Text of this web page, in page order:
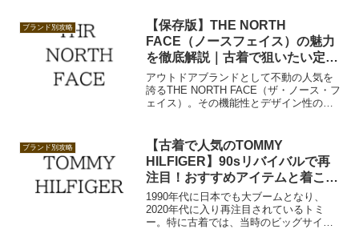
ム、年代判別のコツ、選び方などを詳し
く解説します。
ブランド別攻略
【保存版】THE NORTH
FACE（ノースフェイス）の魅力
を徹底解説｜古着で狙いたい定番
アイテムと選び方
アウトドアブランドとして不動の人気を
誇るTHE NORTH FACE（ザ・ノース・フ
ェイス）。その機能性とデザイン性の高
在感を放っています。
ブランド別攻略
【古着で人気のTOMMY
HILFIGER】90sリバイバルで再
注目！おすすめアイテムと着こな
し術
1990年代に日本でも大ブームとなり、
2020年代に入り再注目されているトミ
ー。特に古着では、当時のビッグサイ